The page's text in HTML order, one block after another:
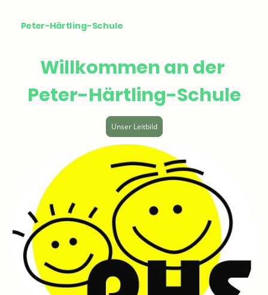
Peter-Härtling-Schule
Willkommen an der
Peter-Härtling-Schule
Unser Leitbild